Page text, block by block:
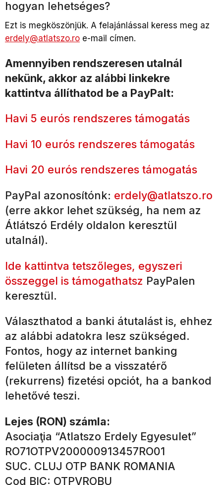
hogyan lehetséges?
Ezt is megköszönjük. A felajánlással keress meg az
erdely@atlatszo.ro e-mail címen.
Amennyiben rendszeresen utalnál
nekünk, akkor az alábbi linkekre
kattintva állíthatod be a PayPalt:
Havi 5 eurós rendszeres támogatás
Havi 10 eurós rendszeres támogatás
Havi 20 eurós rendszeres támogatás
PayPal azonosítónk: erdely@atlatszo.ro
(erre akkor lehet szükség, ha nem az
Átlátszó Erdély oldalon keresztül
utalnál).
Ide kattintva tetszőleges, egyszeri
összeggel is támogathatsz PayPalen
keresztül.
Választhatod a banki átutalást is, ehhez
az alábbi adatokra lesz szükséged.
Fontos, hogy az internet banking
felületen állítsd be a visszatérő
(rekurrens) fizetési opciót, ha a bankod
lehetővé teszi.
Lejes (RON) számla:
Asociaţia “Atlatszo Erdely Egyesulet”
RO71OTPV200000913457RO01
SUC. CLUJ OTP BANK ROMANIA
Cod BIC: OTPVROBU